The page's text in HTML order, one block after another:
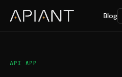
Blog
API APP